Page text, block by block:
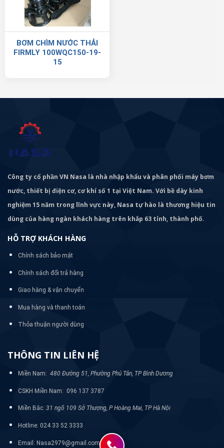
BƠM CHÌM NƯỚC THẢI
FIRMLY 100WQC150-19-
15
Công ty cổ phần VN Nasa là nhà nhập khẩu và phân phối máy bơm
nước, thiết bị điện cơ, cơ khí số 1 tại Việt Nam. Với bề dày kinh
nghiệm 15 năm trong lĩnh vực này, Nasa tự hào là thương hiệu tin
dùng của hàng ngàn khách hàng trên khắp 63 tỉnh, thành phố.
HỖ TRỢ KHÁCH HÀNG
Chính sách bảo mật
Chính sách đổi trả hàng
Giao hàng & vận chuyển
Mua hàng và thanh toán
Thỏa thuận người dùng
THÔNG TIN LIÊN HỆ
Miền Nam: 480 Đường 51, Phường Phú Tân, TP Bình Dương
CSKH Miền Nam: 096 137 3787
Miền Bắc: 31 ngõ 109 Sở Thượng, P Hoàng Mai, TP Hà Nội
Hotline: 024 33 52 3333
Email: Nasa2979@gmail.com